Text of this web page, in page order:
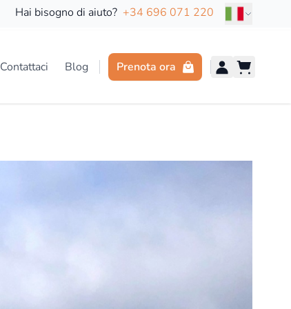
Hai bisogno di aiuto? +34 696 071 220 Lingua
Contattaci Blog Prenota ora